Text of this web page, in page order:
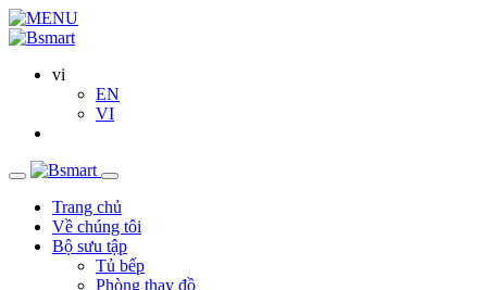
vi
EN
VI
Trang chủ
Về chúng tôi
Bộ sưu tập
Tủ bếp
Phòng thay đồ